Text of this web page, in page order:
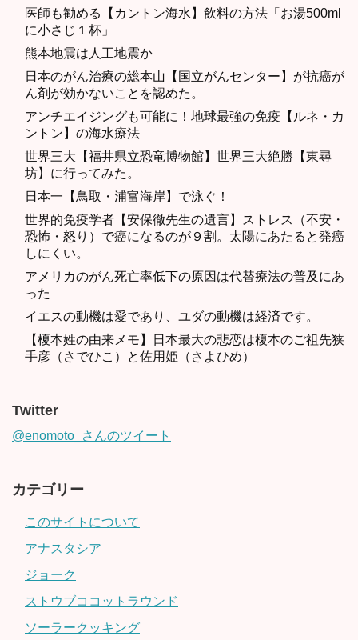
医師も勧める【カントン海水】飲料の方法「お湯500ml
に小さじ１杯」
熊本地震は人工地震か
日本のがん治療の総本山【国立がんセンター】が抗癌が
ん剤が効かないことを認めた。
アンチエイジングも可能に！地球最強の免疫【ルネ・カ
ントン】の海水療法
世界三大【福井県立恐竜博物館】世界三大絶勝【東尋
坊】に行ってみた。
日本一【鳥取・浦富海岸】で泳ぐ！
世界的免疫学者【安保徹先生の遺言】ストレス（不安・
恐怖・怒り）で癌になるのが９割。太陽にあたると発癌
しにくい。
アメリカのがん死亡率低下の原因は代替療法の普及にあ
った
イエスの動機は愛であり、ユダの動機は経済です。
【榎本姓の由来メモ】日本最大の悲恋は榎本のご祖先狭
手彦（さでひこ）と佐用姫（さよひめ）
Twitter
@enomoto_さんのツイート
カテゴリー
このサイトについて
アナスタシア
ジョーク
ストウブココットラウンド
ソーラークッキング